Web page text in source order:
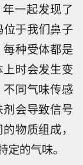
一起发现了
于我们鼻子
种受体都是
时会发生变
同气味传感
会导致信号
物质组成，
的气味。